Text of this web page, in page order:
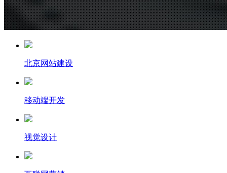
北京网站建设
移动端开发
视觉设计